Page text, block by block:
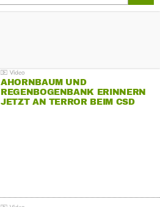
AHORNBAUM UND
REGENBOGENBANK ERINNERN
JETZT AN TERROR BEIM CSD